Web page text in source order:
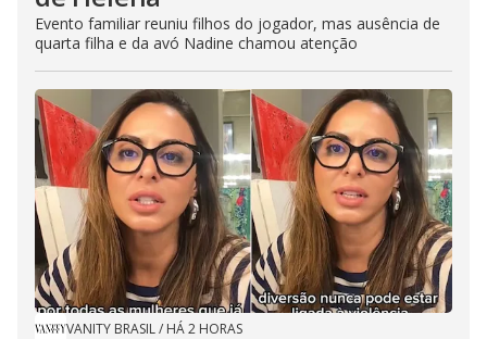
Evento familiar reuniu filhos do jogador, mas ausência de
quarta filha e da avó Nadine chamou atenção
VANITY BRASIL/ HÁ 2 HORAS